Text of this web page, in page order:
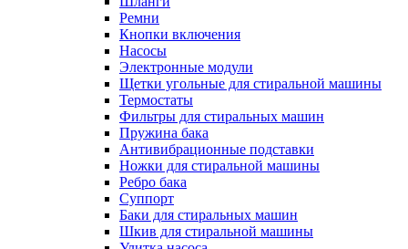
Ремни
Кнопки включения
Насосы
Электронные модули
Щетки угольные для стиральной машины
Термостаты
Фильтры для стиральных машин
Пружина бака
Антивибрационные подставки
Ножки для стиральной машины
Ребро бака
Суппорт
Баки для стиральных машин
Шкив для стиральной машины